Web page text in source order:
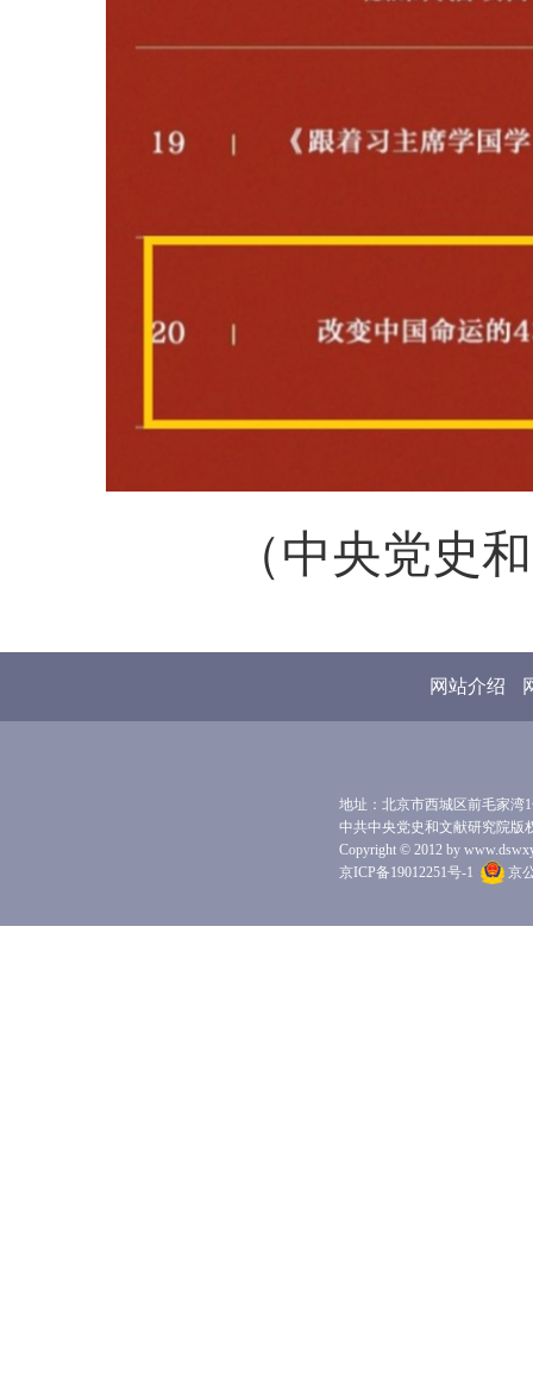
（中央党史
网站介绍
地址：北京市西城区前毛家湾
中共中央党史和文献研究院版
Copyright © 2012 by
京ICP备19012251号-1
京